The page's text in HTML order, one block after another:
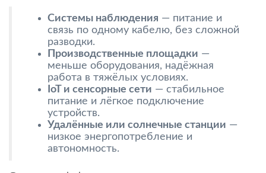
Системы наблюдения — питание и
связь по одному кабелю, без сложной
разводки.
Производственные площадки —
меньше оборудования, надёжная
работа в тяжёлых условиях.
IoT и сенсорные сети — стабильное
питание и лёгкое подключение
устройств.
Удалённые или солнечные станции —
низкое энергопотребление и
автономность.